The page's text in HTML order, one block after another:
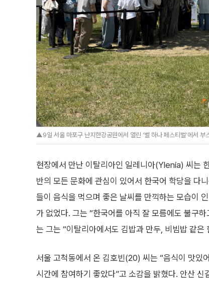
▲9일 서울 마포구 난지한강공원에서 열린 ‘별 하나 페스티벌’에서
현장에서 만난 이탈리아인 일레니아(Ylenia) 씨는
반의 모든 문화에 관심이 있어서 한국어 학당을 다
들이 음식을 먹으며 좋은 날씨를 만끽하는 모습이
가 없었다. 그는 “한국어를 아직 잘 모름에도 불구
는 그는 “이탈리아에서도 김밥과 만두, 비빔밥 같은
서울 고척동에서 온 김호빈(20) 씨는 “음식이 맛있
시간에 참여하기 좋았다”고 소감을 밝혔다. 안산